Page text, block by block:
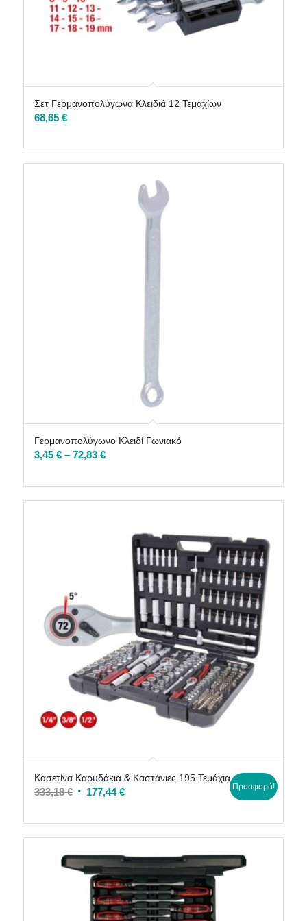
Σετ Γερμανοπολύγωνα Κλειδιά 12 Τεμαχίων
68,65 €
Γερμανοπολύγωνο Κλειδί Γωνιακό
3,45 € – 72,83 €Price
3,45 €
through
Κασετίνα Καρυδάκια & Καστάνιες 195 Τεμάχια
333,18€ Original
was:
333,18 €.
177,44€Η
τιμή
είναι:
177,44 €.
Προσφορά!